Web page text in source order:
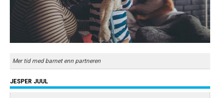
Mer tid med barnet enn partneren
JESPER JUUL